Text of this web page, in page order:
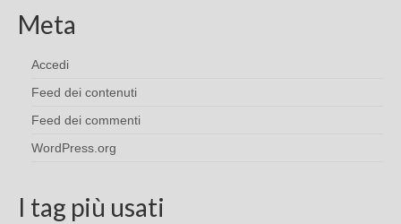
Meta
Accedi
Feed dei contenuti
Feed dei commenti
WordPress.org
I tag più usati